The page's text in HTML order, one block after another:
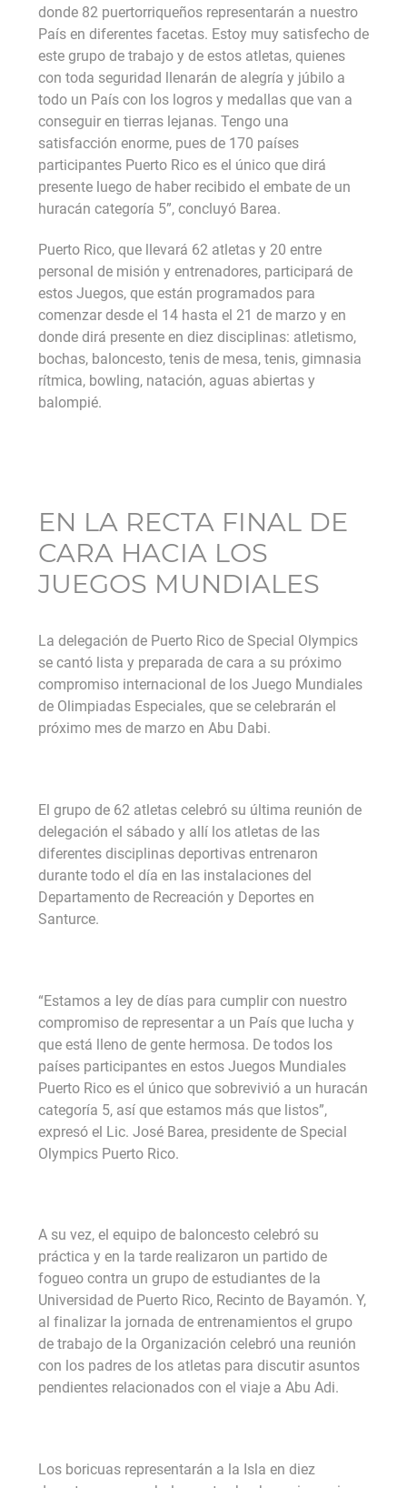
donde 82 puertorriqueños representarán a nuestro
País en diferentes facetas. Estoy muy satisfecho de
este grupo de trabajo y de estos atletas, quienes
con toda seguridad llenarán de alegría y júbilo a
todo un País con los logros y medallas que van a
conseguir en tierras lejanas. Tengo una
satisfacción enorme, pues de 170 países
participantes Puerto Rico es el único que dirá
presente luego de haber recibido el embate de un
huracán categoría 5”, concluyó Barea.
Puerto Rico, que llevará 62 atletas y 20 entre
personal de misión y entrenadores, participará de
estos Juegos, que están programados para
comenzar desde el 14 hasta el 21 de marzo y en
donde dirá presente en diez disciplinas: atletismo,
bochas, baloncesto, tenis de mesa, tenis, gimnasia
rítmica, bowling, natación, aguas abiertas y
balompié.
EN LA RECTA FINAL DE
CARA HACIA LOS
JUEGOS MUNDIALES
La delegación de Puerto Rico de Special Olympics
se cantó lista y preparada de cara a su próximo
compromiso internacional de los Juego Mundiales
de Olimpiadas Especiales, que se celebrarán el
próximo mes de marzo en Abu Dabi.
El grupo de 62 atletas celebró su última reunión de
delegación el sábado y allí los atletas de las
diferentes disciplinas deportivas entrenaron
durante todo el día en las instalaciones del
Departamento de Recreación y Deportes en
Santurce.
“Estamos a ley de días para cumplir con nuestro
compromiso de representar a un País que lucha y
que está lleno de gente hermosa. De todos los
países participantes en estos Juegos Mundiales
Puerto Rico es el único que sobrevivió a un huracán
categoría 5, así que estamos más que listos”,
expresó el Lic. José Barea, presidente de Special
Olympics Puerto Rico.
A su vez, el equipo de baloncesto celebró su
práctica y en la tarde realizaron un partido de
fogueo contra un grupo de estudiantes de la
Universidad de Puerto Rico, Recinto de Bayamón. Y,
al finalizar la jornada de entrenamientos el grupo
de trabajo de la Organización celebró una reunión
con los padres de los atletas para discutir asuntos
pendientes relacionados con el viaje a Abu Adi.
Los boricuas representarán a la Isla en diez